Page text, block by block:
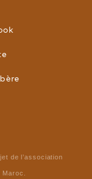
de l’association